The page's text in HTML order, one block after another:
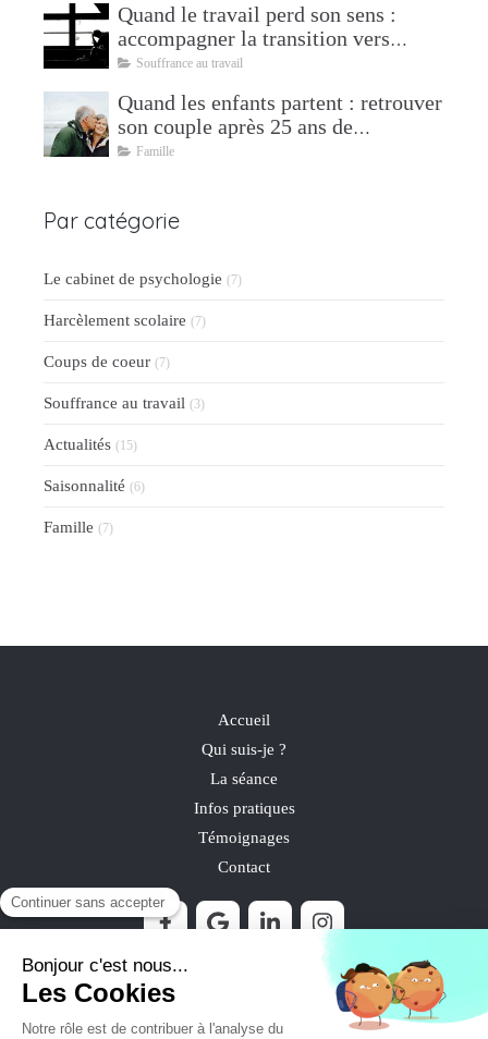
Quand le travail perd son sens :
accompagner la transition vers
l'après
Souffrance au travail
Quand les enfants partent : retrouver
son couple après 25 ans de
parentalité
Famille
Par catégorie
Le cabinet de psychologie (7)
Harcèlement scolaire (7)
Coups de coeur (7)
Souffrance au travail (3)
Actualités (15)
Saisonnalité (6)
Famille (7)
Accueil
Qui suis-je ?
La séance
Infos pratiques
Témoignages
Contact
©2021 Laure Raffray - Psychologue Psychothérapeute